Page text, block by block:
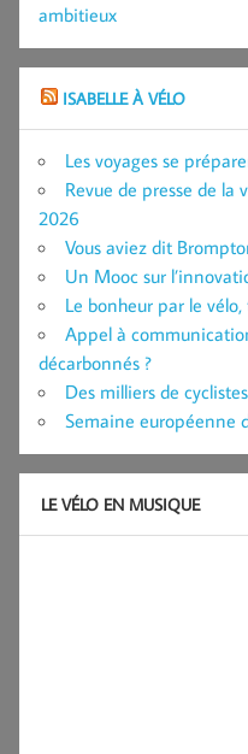
ambitieux
ISABELLE À VÉLO
Les voyages se
Revue de presse de la
2026
Vous aviez dit
Un Mooc sur
Le bonheur par le
Appel à
décarbonnés ?
Des milliers de
Semaine européenne
LE VÉLO EN MUSIQUE